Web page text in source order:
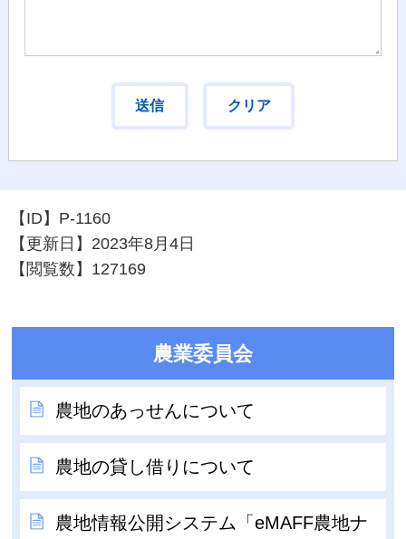
【ID】 P-1160
【更新日】 2023年8月4日
【閲覧数】 127169
農業委員会
農地のあっせんについて
農地の貸し借りについて
農地情報公開システム「eMAFF農地ナ